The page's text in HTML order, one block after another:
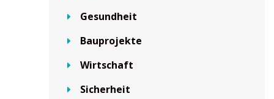
Gesundheit
Bauprojekte
Wirtschaft
Sicherheit